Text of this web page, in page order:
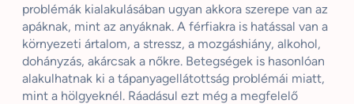
problémák kialakulásában ugyan akkora szerepe van az
apáknak, mint az anyáknak. A férfiakra is hatással van a
környezeti ártalom, a stressz, a mozgáshiány, alkohol,
dohányzás, akárcsak a nőkre. Betegségek is hasonlóan
alakulhatnak ki a tápanyagellátottság problémái miatt,
mint a hölgyeknél. Ráadásul ezt még a megfelelő